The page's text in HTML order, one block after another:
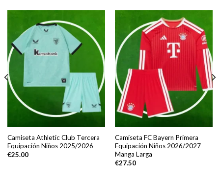
Camiseta Athletic Club Tercera
Equipación Niños 2025/2026
€25.00
Camiseta FC Bayern Primera
Equipación Niños 2026/2027
Manga Larga
€27.50